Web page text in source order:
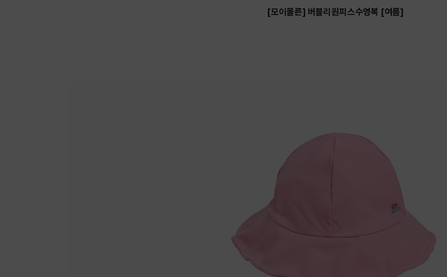
[모이몰른] 버블리원피스수영복 [여름]